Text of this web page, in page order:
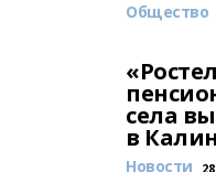
Общество
села
в
Новости